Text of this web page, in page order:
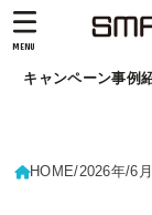
キャンペーン事例
MENU
HOME 2026年 6月